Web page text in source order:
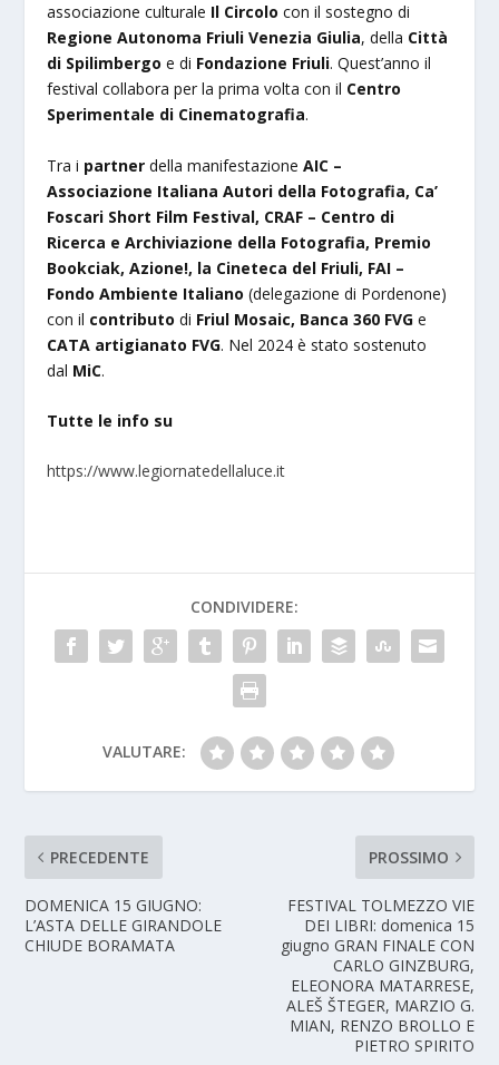
associazione culturale Il Circolocon il sostegno di
Regione Autonoma Friuli Venezia Giulia, della Città
di Spilimbergoe di Fondazione Friuli. Quest’anno il
festival collabora per la prima volta con il Centro
Sperimentale di Cinematografia.
Tra i partnerdella manifestazioneAIC –
Associazione Italiana Autori della Fotografia, Ca’
Foscari Short Film Festival, CRAF – Centro di
Ricerca e Archiviazione della Fotografia, Premio
Bookciak, Azione!, la Cineteca del Friuli, FAI –
Fondo Ambiente Italiano (delegazione di Pordenone)
con il contributo di Friul Mosaic, Banca 360 FVG e
CATA artigianato FVG. Nel 2024 è stato sostenuto
dal MiC.
Tutte le info su
https://www.legiornatedellaluce.it
CONDIVIDERE:
VALUTARE:
PRECEDENTE
DOMENICA 15 GIUGNO:
L’ASTA DELLE GIRANDOLE
CHIUDE BORAMATA
PROSSIMO
FESTIVAL TOLMEZZO VIE
DEI LIBRI: domenica 15
giugno GRAN FINALE CON
CARLO GINZBURG,
ELEONORA MATARRESE,
ALEŠ ŠTEGER, MARZIO G.
MIAN, RENZO BROLLO E
PIETRO SPIRITO